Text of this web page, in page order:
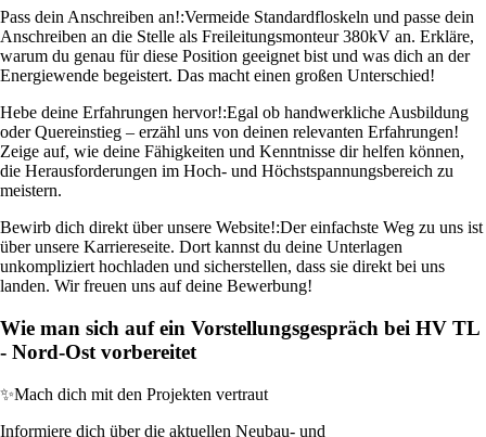
Pass dein Anschreiben an!:Vermeide Standardfloskeln und passe dein
Anschreiben an die Stelle als Freileitungsmonteur 380kV an. Erkläre,
warum du genau für diese Position geeignet bist und was dich an der
Energiewende begeistert. Das macht einen großen Unterschied!
Hebe deine Erfahrungen hervor!:Egal ob handwerkliche Ausbildung
oder Quereinstieg – erzähl uns von deinen relevanten Erfahrungen!
Zeige auf, wie deine Fähigkeiten und Kenntnisse dir helfen können,
die Herausforderungen im Hoch- und Höchstspannungsbereich zu
meistern.
Bewirb dich direkt über unsere Website!:Der einfachste Weg zu uns ist
über unsere Karriereseite. Dort kannst du deine Unterlagen
unkompliziert hochladen und sicherstellen, dass sie direkt bei uns
landen. Wir freuen uns auf deine Bewerbung!
Wie man sich auf ein Vorstellungsgespräch bei HV TL
- Nord-Ost vorbereitet
✨Mach dich mit den Projekten vertraut
Informiere dich über die aktuellen Neubau- und